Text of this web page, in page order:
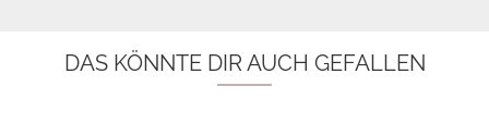
DAS KÖNNTE DIR AUCH GEFALLEN